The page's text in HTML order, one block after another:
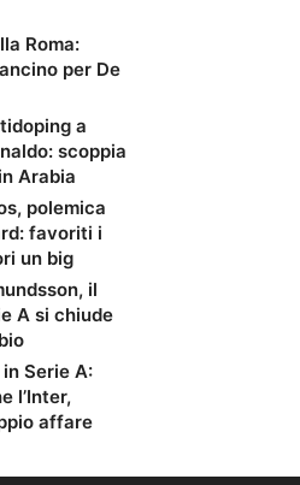
Roma:
per De
a
scoppia
Arabia
polemica
favoriti i
un big
il
A si chiude
Serie A:
l’Inter,
affare